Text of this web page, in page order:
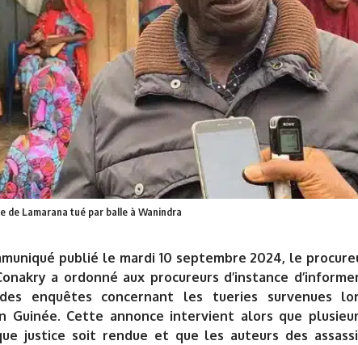
de Lamarana tué par balle à Wanindra
publié le mardi 10 septembre 2024, le
a ordonné aux procureurs d’instance
enquêtes concernant les tueries survenues
Guinée. Cette annonce intervient alors que
justice soit rendue et que les auteurs des